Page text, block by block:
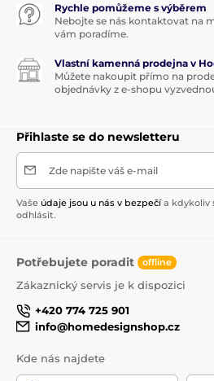
Rychle pomůžeme s výběrem
Nebojte se nás kontaktovat na
vám poradíme.
Vlastní kamenná prodejna v
Můžete nakoupit přímo na
objednávky z e-shopu
Přihlaste se do newsletteru
Zde napište váš e-mail
Vaše údaje jsou u nás v bezpečí a kdykoliv
odhlásit.
Potřebujete poradit offline
Zákaznický servis je k dispozici
+420 774 725 901
info@homedesignshop.cz
Kde nás najdete